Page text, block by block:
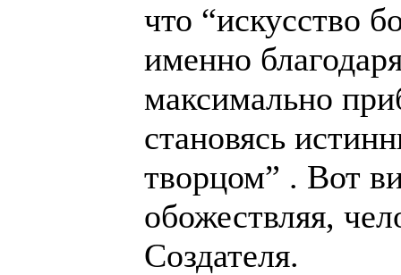
что “искусство
именно
максимально
становясь
творцом” . Вот
обожествляя,
Создателя.